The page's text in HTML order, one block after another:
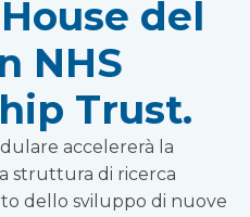
del
NHS
Trust.
accelererà la
struttura di ricerca
dello sviluppo di nuove